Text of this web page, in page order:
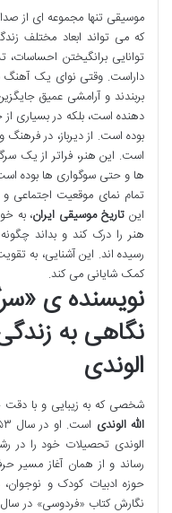
موسیقی تنها مجموعه ای از
که می تواند ابعاد مختلف
توانایی برانگیختن
داراست. وقتی نوای یک
بربندند و آرامشی عمیق
دهنده است، بلکه در بسیاری
بوده است. از دیرباز، در
است. این هنر، فراتر از یک
ها و حتی سوگواری ها بوده
تمام نمای موقعیت اجتماعی
این تاریخ موسیقی ایران، به
هنر را درک کند و بداند
رسیده اند. این آشنایی، به
کمک شایانی می کند.
نویسنده ی
نگاهی به
الوندی
شخصی که به زیبایی و با دقت
الله الوندی
الوندی تحصیلات خود را در
رساند و از همان آغاز مسیر
حوزه ادبیات کودک و